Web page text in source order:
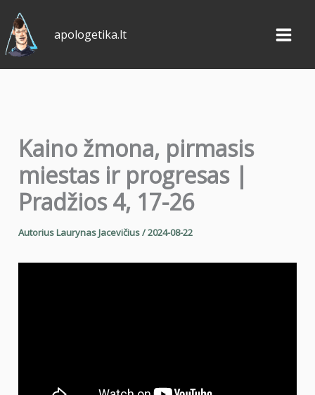
Pereiti
prie
turinio
apologetika.lt
Kaino žmona, pirmasis
miestas ir progresas |
Pradžios 4, 17-26
AutoriusLaurynas Jacevičius/2024-08-22